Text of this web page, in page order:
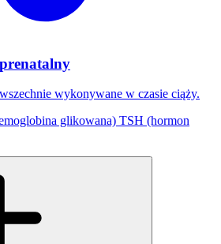
wykonywane w czasie ciąży.
glikowana) TSH (hormon